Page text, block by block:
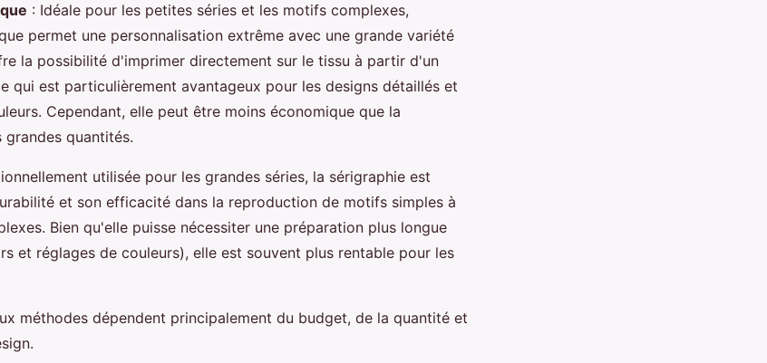
: Idéale pour les petites séries et les motifs complexes,
permet une personnalisation extrême avec une grande variété
la possibilité d'imprimer directement sur le tissu à partir d'un
qui est particulièrement avantageux pour les designs détaillés et
Cependant, elle peut être moins économique que la
grandes quantités.
utilisée pour les grandes séries, la sérigraphie est
et son efficacité dans la reproduction de motifs simples à
Bien qu'elle puisse nécessiter une préparation plus longue
et réglages de couleurs), elle est souvent plus rentable pour les
méthodes dépendent principalement du budget, de la quantité et